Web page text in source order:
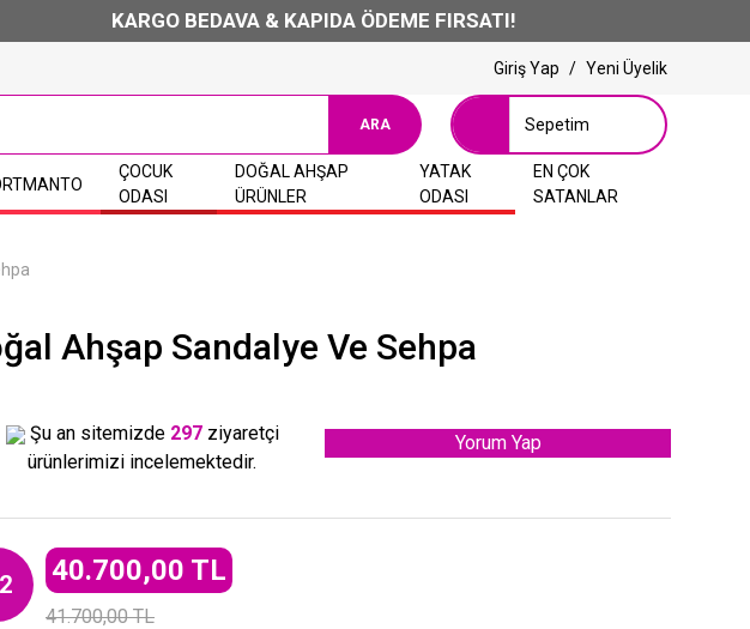
KARGO BEDAVA & KAPIDA ÖDEME FIRSATI!
Giriş Yap / Yeni Üyelik
ARA Sepetim
ÇOCUK
ODASI
DOĞAL AHŞAP
ÜRÜNLER
YATAK
ODASI
EN ÇOK
SATANLAR
Ahşap Sandalye Ve Sehpa
Şu an sitemizde 297 ziyaretçi
ürünlerimizi incelemektedir.
Yorum Yap
40.700,00 TL
41.700,00 TL